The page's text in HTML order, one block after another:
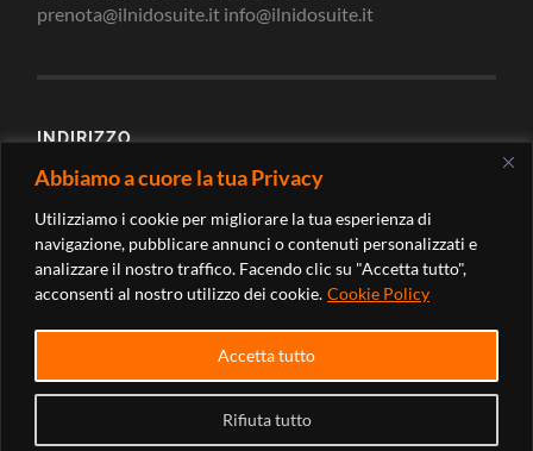
Abbiamo a cuore la tua Privacy
Utilizziamo i cookie per migliorare la tua esperienza di
navigazione, pubblicare annunci o contenuti personalizzati e
analizzare il nostro traffico. Facendo clic su "Accetta tutto",
acconsenti al nostro utilizzo dei cookie. Cookie Policy
Rifiuta tutto
Accetta tutto
prenota@ilnidosuite.it info@ilnidosuite.it
INDIRIZZO
Via Loreto 2/c 62010 Montecosaro Scalo Macerata -
Marche (Italy)
IL NIDO SUITE